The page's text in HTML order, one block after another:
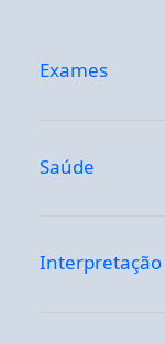
Exames
Saúde
Interpretação